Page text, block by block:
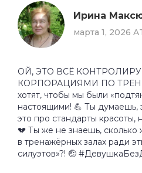
Ирина
марта 1, 2026
ОЙ, ЭТО ВСЁ
КОРПОРАЦИЯМИ ПО
хотят, чтобы мы были
настоящими! 💪 Ты думаешь,
это про стандарты красоты,
💔 Ты же не знаешь,
в тренажёрных залах ради
силуэтов»?! 🤕